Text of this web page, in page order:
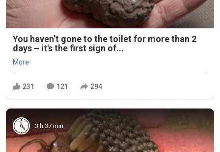
You haven’t gone to the toilet for more than 2
days – it's the first sign of...
More
231 121 294
3 h 37 min